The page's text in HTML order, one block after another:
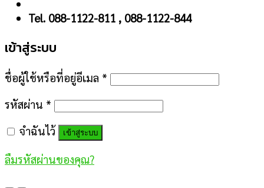
Tel. 088-1122-811 , 088-1122-844
เข้าสู่ระบบ
ชื่อผู้ใช้หรือที่อยู่อีเมล *
รหัสผ่าน *
จำฉันไว้
เข้าสู่ระบบ
ลืมรหัสผ่านของคุณ?